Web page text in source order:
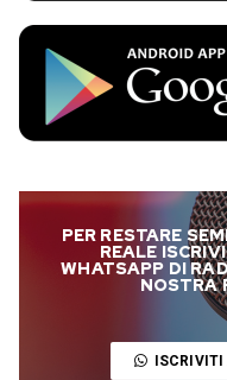
PER RESTARE
REALE
WHATSAPP DI
NOSTRA